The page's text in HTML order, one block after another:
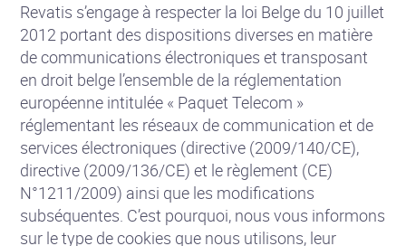
Revatis s’engage à respecter la loi Belge du 10 juillet
2012 portant des dispositions diverses en matière
de communications électroniques et transposant
en droit belge l’ensemble de la réglementation
européenne intitulée « Paquet Telecom »
réglementant les réseaux de communication et de
services électroniques (directive (2009/140/CE),
directive (2009/136/CE) et le règlement (CE)
N°1211/2009) ainsi que les modifications
subséquentes. C’est pourquoi, nous vous informons
sur le type de cookies que nous utilisons, leur